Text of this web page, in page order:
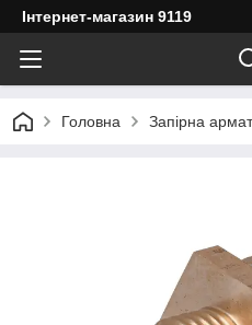
Інтернет-магазин 9119
Головна Запірна